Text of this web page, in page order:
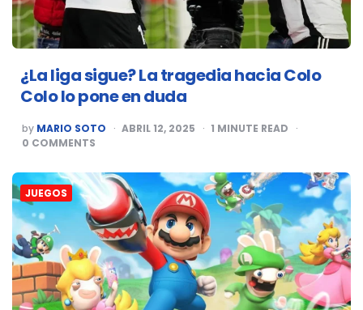
¿La liga sigue? La tragedia hacia Colo
Colo lo pone en duda
POSTED
BY
by MARIO SOTO ABRIL 12, 2025 1 MINUTE READ
0 COMMENTS
JUEGOS